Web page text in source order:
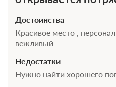
Достоинства
Красивое место ,
вежливый
Недостатки
Нужно найти хорошего